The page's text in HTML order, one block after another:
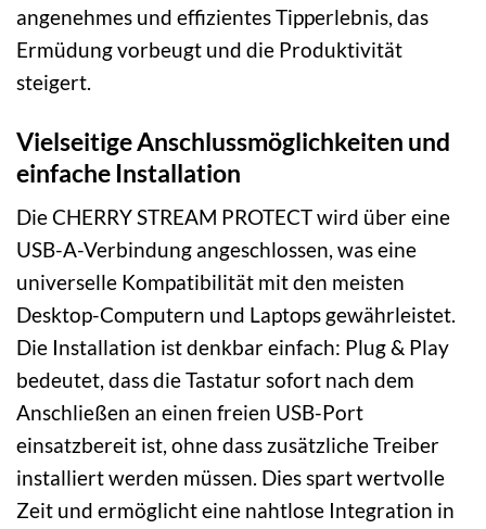
angenehmes und effizientes Tipperlebnis, das
Ermüdung vorbeugt und die Produktivität
steigert.
Vielseitige Anschlussmöglichkeiten und
einfache Installation
Die CHERRY STREAM PROTECT wird über eine
USB-A-Verbindung angeschlossen, was eine
universelle Kompatibilität mit den meisten
Desktop-Computern und Laptops gewährleistet.
Die Installation ist denkbar einfach: Plug & Play
bedeutet, dass die Tastatur sofort nach dem
Anschließen an einen freien USB-Port
einsatzbereit ist, ohne dass zusätzliche Treiber
installiert werden müssen. Dies spart wertvolle
Zeit und ermöglicht eine nahtlose Integration in